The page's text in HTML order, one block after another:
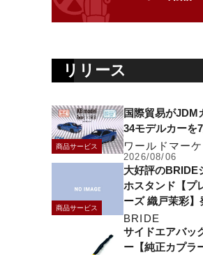
リリース
商品サービス
国際貿易がJDM
34モデルカーを
ワールドマー
2026/08/06
商品サービス
大好評のBRIDE
ホスタンド【プ
ーズ 織戸茉彩】
BRIDE
サイドエアバッ
ー【純正カプラ